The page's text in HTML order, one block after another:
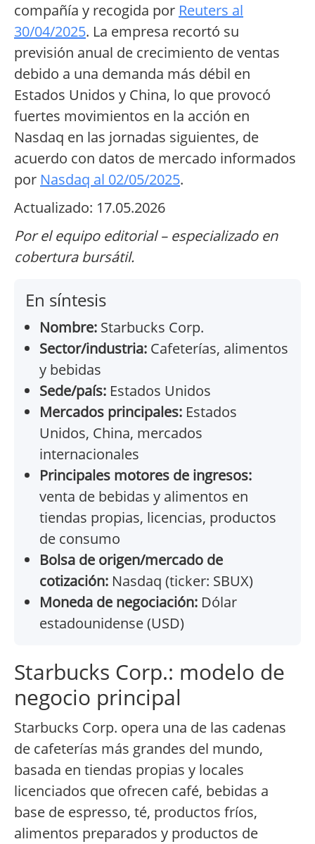
compañía y recogida por Reuters al
30/04/2025. La empresa recortó su
previsión anual de crecimiento de ventas
debido a una demanda más débil en
Estados Unidos y China, lo que provocó
fuertes movimientos en la acción en
Nasdaq en las jornadas siguientes, de
acuerdo con datos de mercado informados
por Nasdaq al 02/05/2025.
Actualizado: 17.05.2026
Por el equipo editorial – especializado en
cobertura bursátil.
En síntesis
Nombre: Starbucks Corp.
Sector/industria: Cafeterías, alimentos
y bebidas
Sede/país: Estados Unidos
Mercados principales: Estados
Unidos, China, mercados
internacionales
Principales motores de ingresos:
venta de bebidas y alimentos en
tiendas propias, licencias, productos
de consumo
Bolsa de origen/mercado de
cotización: Nasdaq (ticker: SBUX)
Moneda de negociación: Dólar
estadounidense (USD)
Starbucks Corp.: modelo de
negocio principal
Starbucks Corp. opera una de las cadenas
de cafeterías más grandes del mundo,
basada en tiendas propias y locales
licenciados que ofrecen café, bebidas a
base de espresso, té, productos fríos,
alimentos preparados y productos de